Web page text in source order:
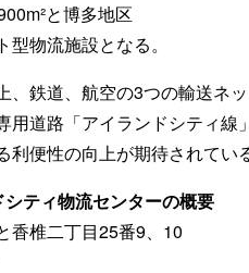
と博多地区
物流施設となる。
、鉄道、航空の3つの輸送ネ
用道路「アイランドシティ線
便性の向上が期待されている
ティ物流センターの概要
香椎二丁目25番9、10